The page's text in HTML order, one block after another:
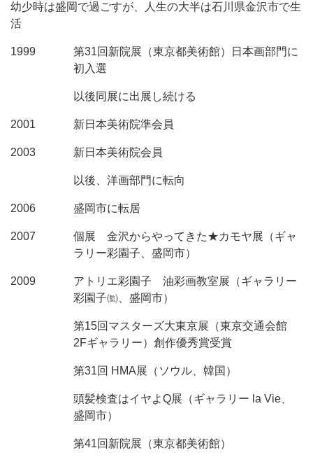
幼少時は盛岡で過ごすが、人生の大半は石川県金沢市で生
活
1999
第31回新院展（東京都美術館）日本画部門に
初入選
以後同展に出展し続ける
2001 新日本美術院準会員
2003 新日本美術院会員
以後、洋画部門に転向
2006 盛岡市に転居
2007
個展 金沢からやってきた★カモヤ展（ギャ
ラリー彩園子、盛岡市）
2009
アトリエ彩園子 油彩画教室展（ギャラリー
彩園子㈼、盛岡市）
第15回マスターズ大東京展（東京交通会館
2Fギャラリー）創作優秀賞受賞
第31回 HMA展（ソウル、韓国）
頭髪検査はイヤよQ展（ギャラリー la Vie、
盛岡市）
第41回新院展（東京都美術館）